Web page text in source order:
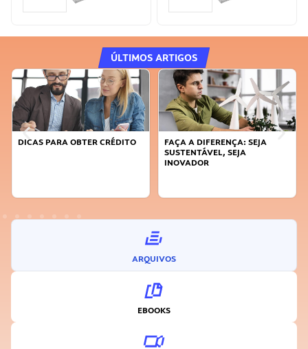
ÚLTIMOS ARTIGOS
DICAS PARA OBTER CRÉDITO
FAÇA A DIFERENÇA: SEJA
SUSTENTÁVEL, SEJA
INOVADOR
ARQUIVOS
EBOOKS